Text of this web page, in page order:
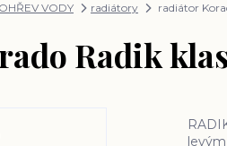
VODY radiátory radiátor
Radik